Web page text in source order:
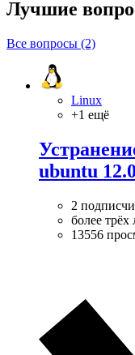
Лучшие
Все вопросы (2)
Linux
+1 ещё
ubuntu
2
более трёх
13556